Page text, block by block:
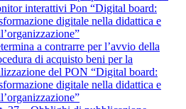
interattivi Pon “Digital board:
digitale nella didattica e
a contrarre per l’avvio della
di acquisto beni per la
del PON “Digital board:
digitale nella didattica e